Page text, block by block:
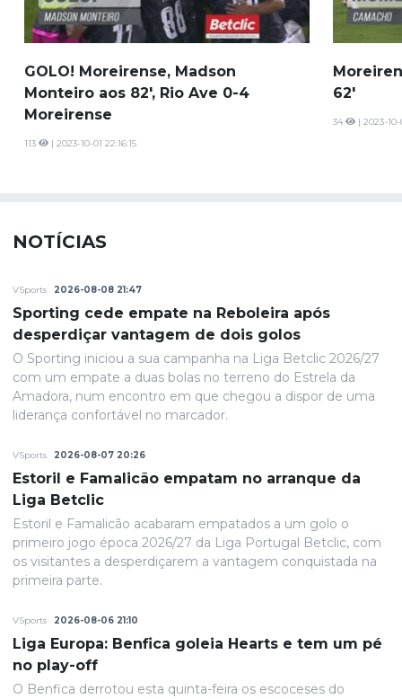
GOLO! Moreirense, Madson
Monteiro aos 82', Rio Ave 0-4
Moreirense
113 | 2023-10-01 22:16:15
62'
34 | 2023-10-
NOTÍCIAS
VSports 2026-08-08 21:47
Sporting cede empate na Reboleira após
desperdiçar vantagem de dois golos
O Sporting iniciou a sua campanha na Liga Betclic 2026/27
com um empate a duas bolas no terreno do Estrela da
Amadora, num encontro em que chegou a dispor de uma
liderança confortável no marcador.
VSports 2026-08-07 20:26
Estoril e Famalicão empatam no arranque da
Liga Betclic
Estoril e Famalicão acabaram empatados a um golo o
primeiro jogo época 2026/27 da Liga Portugal Betclic, com
os visitantes a desperdiçarem a vantagem conquistada na
primeira parte.
VSports 2026-08-06 21:10
Liga Europa: Benfica goleia Hearts e tem um pé
no play-off
O Benfica derrotou esta quinta-feira os escoceses do